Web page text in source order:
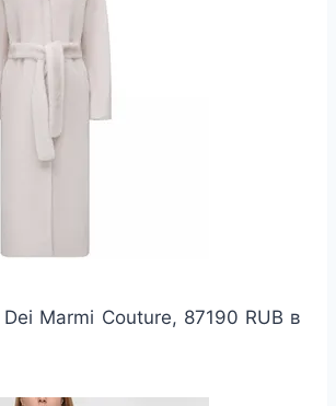
Marmi Couture, 87190 RUB в